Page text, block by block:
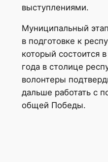
выступлениями.
Муниципальный
в подготовке к
который состоится
года в столице
волонтеры
дальше работать с
общей Победы.